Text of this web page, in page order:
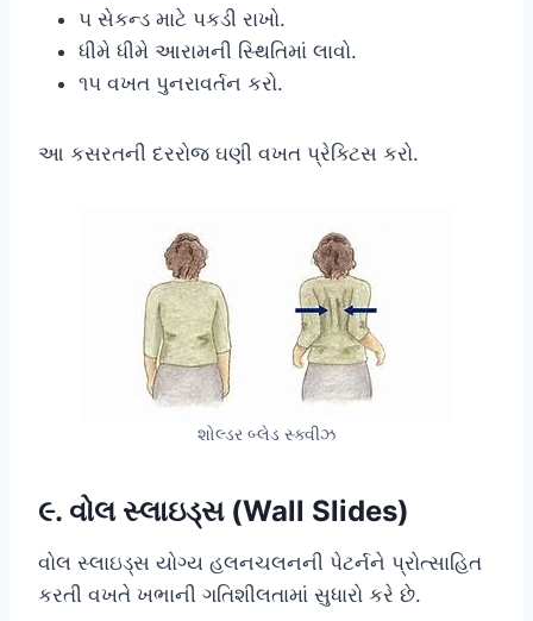
૫ સેકન્ડ માટે પકડી રાખો.
ધીમે ધીમે આરામની સ્થિતિમાં લાવો.
૧૫ વખત પુનરાવર્તન કરો.
આ કસરતની દરરોજ ઘણી વખત પ્રેક્ટિસ કરો.
શોલ્ડર બ્લેડ સ્ક્વીઝ
૯. વોલ સ્લાઇડ્સ (Wall Slides)
વોલ સ્લાઇડ્સ યોગ્ય હલનચલનની પેટર્નને પ્રોત્સાહિત
કરતી વખતે ખભાની ગતિશીલતામાં સુધારો કરે છે.